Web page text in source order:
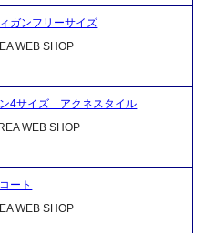
ガンフリーサイズ
WEB SHOP
4サイズ アクネスタイル
WEB SHOP
ート
WEB SHOP